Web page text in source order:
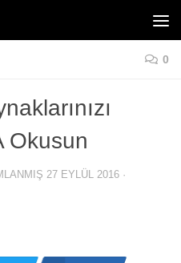
0
Okusun
27 EYLÜL 2016 ·